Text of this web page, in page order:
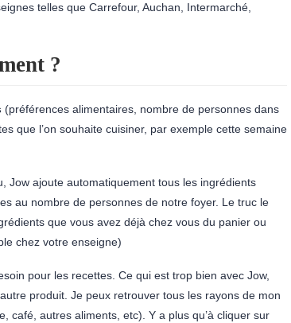
telles que Carrefour, Auchan, Intermarché,
?
(préférences alimentaires, nombre de personnes dans
que l’on souhaite cuisiner, par exemple cette semaine
Jow ajoute automatiquement tous les ingrédients
au nombre de personnes de notre foyer. Le truc le
que vous avez déjà chez vous du panier ou
chez votre enseigne)
pour les recettes. Ce qui est trop bien avec Jow,
produit. Je peux retrouver tous les rayons de mon
café, autres aliments, etc). Y a plus qu’à cliquer sur